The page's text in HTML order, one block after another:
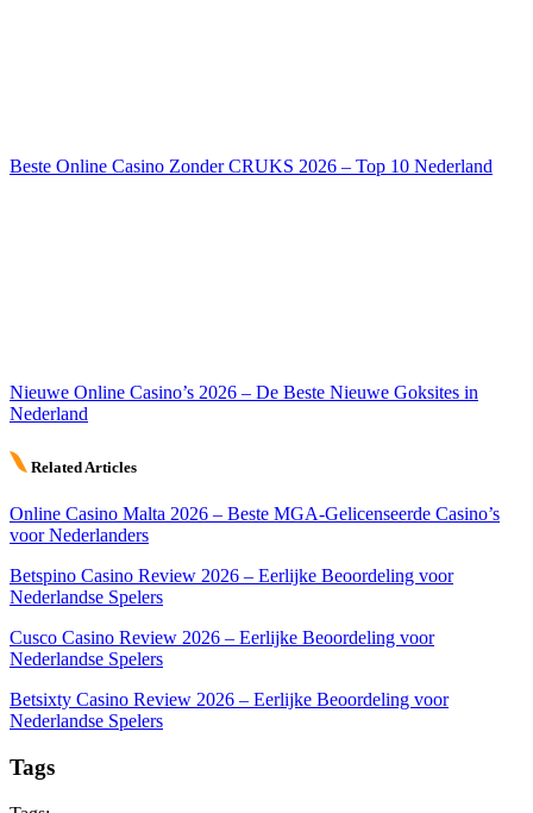
Beste Online Casino Zonder CRUKS 2026 – Top 10 Nederland
Nieuwe Online Casino’s 2026 – De Beste Nieuwe Goksites in
Nederland
Related Articles
Online Casino Malta 2026 – Beste MGA-Gelicenseerde Casino’s
voor Nederlanders
Betspino Casino Review 2026 – Eerlijke Beoordeling voor
Nederlandse Spelers
Cusco Casino Review 2026 – Eerlijke Beoordeling voor
Nederlandse Spelers
Betsixty Casino Review 2026 – Eerlijke Beoordeling voor
Nederlandse Spelers
Tags